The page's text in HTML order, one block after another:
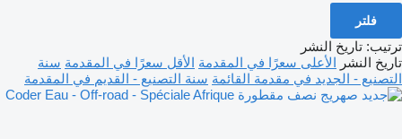
فلتر
ترتيب: تاريخ النشر
تاريخ النشر الأعلى سعرًا في المقدمة الأقل سعرًا في المقدمة سنة
التصنيع - الجديد في مقدمة القائمة سنة التصنيع - القديم في المقدمة